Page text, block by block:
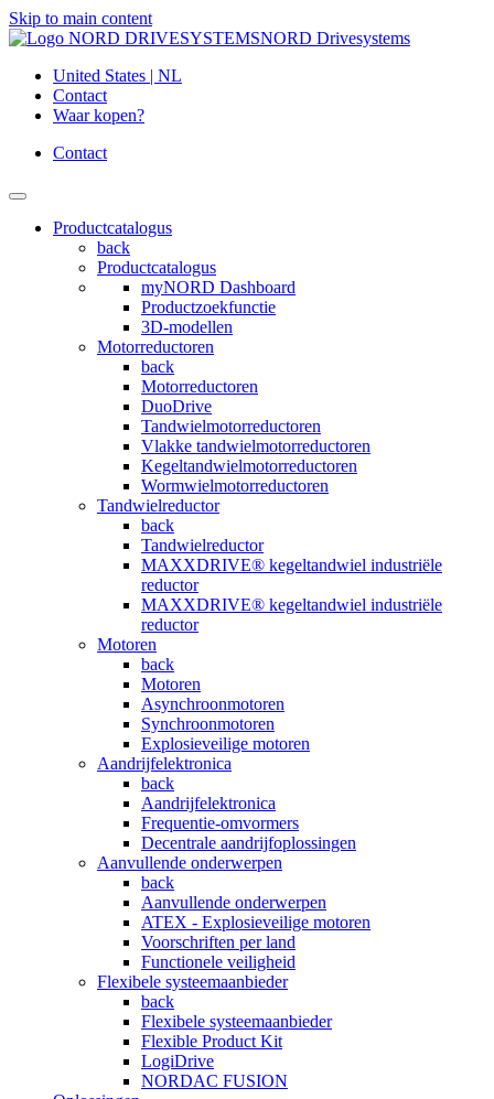
Skip to main content
NORD Drivesystems
United States | NL
Contact
Waar kopen?
Contact
Productcatalogus
back
Productcatalogus
myNORD Dashboard
Productzoekfunctie
3D-modellen
Motorreductoren
back
Motorreductoren
DuoDrive
Tandwielmotorreductoren
Vlakke tandwielmotorreductoren
Kegeltandwielmotorreductoren
Wormwielmotorreductoren
Tandwielreductor
back
Tandwielreductor
MAXXDRIVE® kegeltandwiel industriële
reductor
MAXXDRIVE® kegeltandwiel industriële
reductor
Motoren
back
Motoren
Asynchroonmotoren
Synchroonmotoren
Explosieveilige motoren
Aandrijfelektronica
back
Aandrijfelektronica
Frequentie-omvormers
Decentrale aandrijfoplossingen
Aanvullende onderwerpen
back
Aanvullende onderwerpen
ATEX - Explosieveilige motoren
Voorschriften per land
Functionele veiligheid
Flexibele systeemaanbieder
back
Flexibele systeemaanbieder
Flexible Product Kit
LogiDrive
NORDAC FUSION